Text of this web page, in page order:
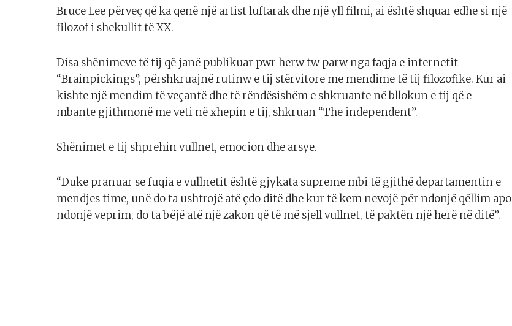
Bruce Lee përveç që ka qenë një artist luftarak dhe një yll filmi, ai është shquar edhe si një
filozof i shekullit të XX.
Disa shënimeve të tij që janë publikuar pwr herw tw parw nga faqja e internetit
“Brainpickings”, përshkruajnë rutinw e tij stërvitore me mendime të tij filozofike. Kur ai
kishte një mendim të veçantë dhe të rëndësishëm e shkruante në bllokun e tij që e
mbante gjithmonë me veti në xhepin e tij, shkruan “The independent”.
Shënimet e tij shprehin vullnet, emocion dhe arsye.
“Duke pranuar se fuqia e vullnetit është gjykata supreme mbi të gjithë departamentin e
mendjes time, unë do ta ushtrojë atë çdo ditë dhe kur të kem nevojë për ndonjë qëllim apo
ndonjë veprim, do ta bëjë atë një zakon që të më sjell vullnet, të paktën një herë në ditë”.